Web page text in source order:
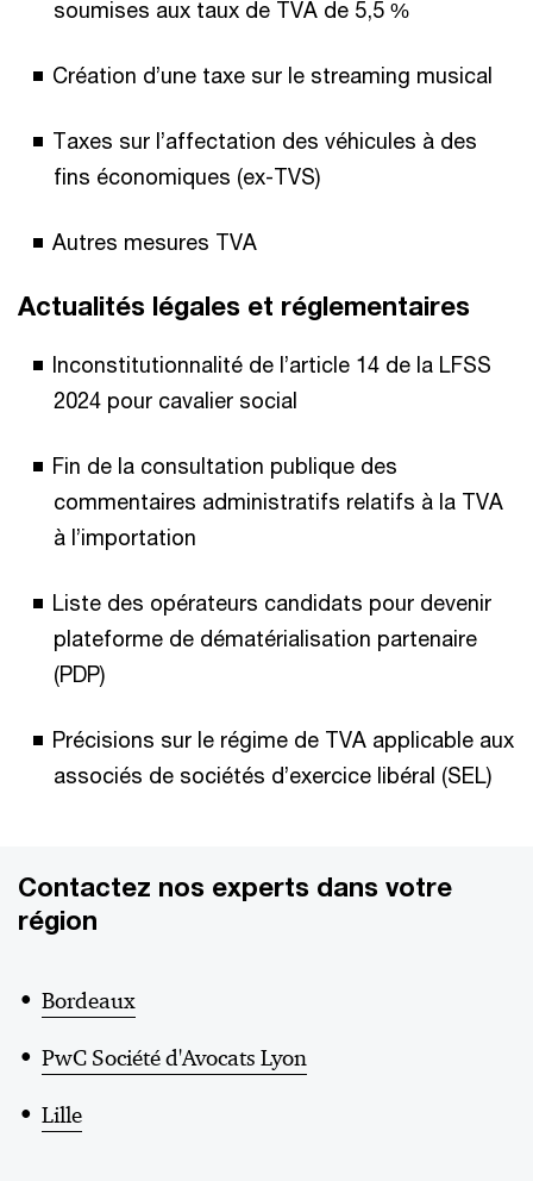
soumises aux taux de TVA de 5,5 %​
Création d’une taxe sur le streaming musical​
Taxes sur l’affectation des véhicules à des
fins économiques (ex-TVS)​
Autres mesures TVA​
Actualités légales et réglementaires​
Inconstitutionnalité de l’article 14 de la LFSS
2024 pour cavalier social​
Fin de la consultation publique des
commentaires administratifs relatifs à la TVA
à l’importation​
Liste des opérateurs candidats pour devenir
plateforme de dématérialisation partenaire
(PDP)​
Précisions sur le régime de TVA applicable aux
associés de sociétés d’exercice libéral (SEL)​
Contactez nos experts dans votre
région
Bordeaux
PwC Société d'Avocats Lyon
Lille